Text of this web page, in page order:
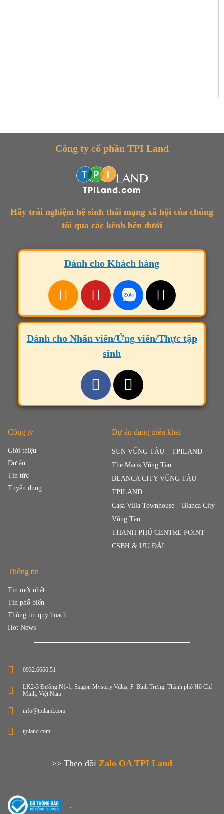
Công ty cổ phần TPI Land
Hãy trải nghiệm hệ sinh thái mạng xã hội của chúng
tôi qua các kênh bên dưới
Dành cho Khách hàng
Dành cho Nhân viên/Ứng viên/Thực tập
sinh
Công ty
Giới thiệu
Dự án
Tin tức
Tuyển dụng
Dự án đang triển khai
SUN VŨNG TÀU – TPILAND
The Maris Vũng Tàu
BLANCA CITY VŨNG TÀU –
TPILAND
Casa Villa Townhouse – Blanca City
Vũng Tàu
THANH PHÚ CENTRE POINT –
CSBH & ƯU ĐÃI
Thông tin
Tin mới nhất
Tin phổ biến
Thông tin quy hoạch
Hot News
0932.6666.51
LK2-3 Đường N1-1, Saigon Mystery Villas, P. Bình Trưng, Thành phố Hồ Chí
Minh, Việt Nam
info@tpiland.com
tpiland.com
>> Theo dõi Zalo OA TPI Land